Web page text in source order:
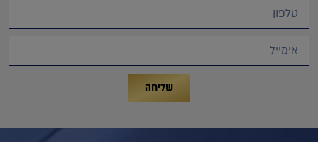
שליחה